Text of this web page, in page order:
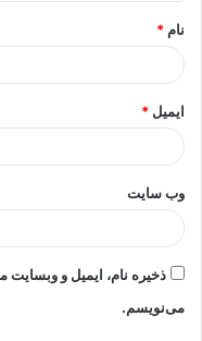
نام *
ایمیل *
وب‌ سایت
ذخیره نام، ایمیل و وبسایت
می‌نویسم.